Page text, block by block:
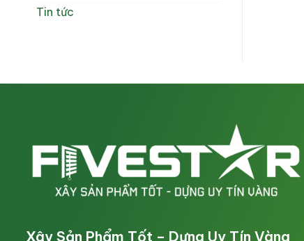
Tin tức
Xây Sản Phẩm Tốt – Dựng Uy Tín Vàng